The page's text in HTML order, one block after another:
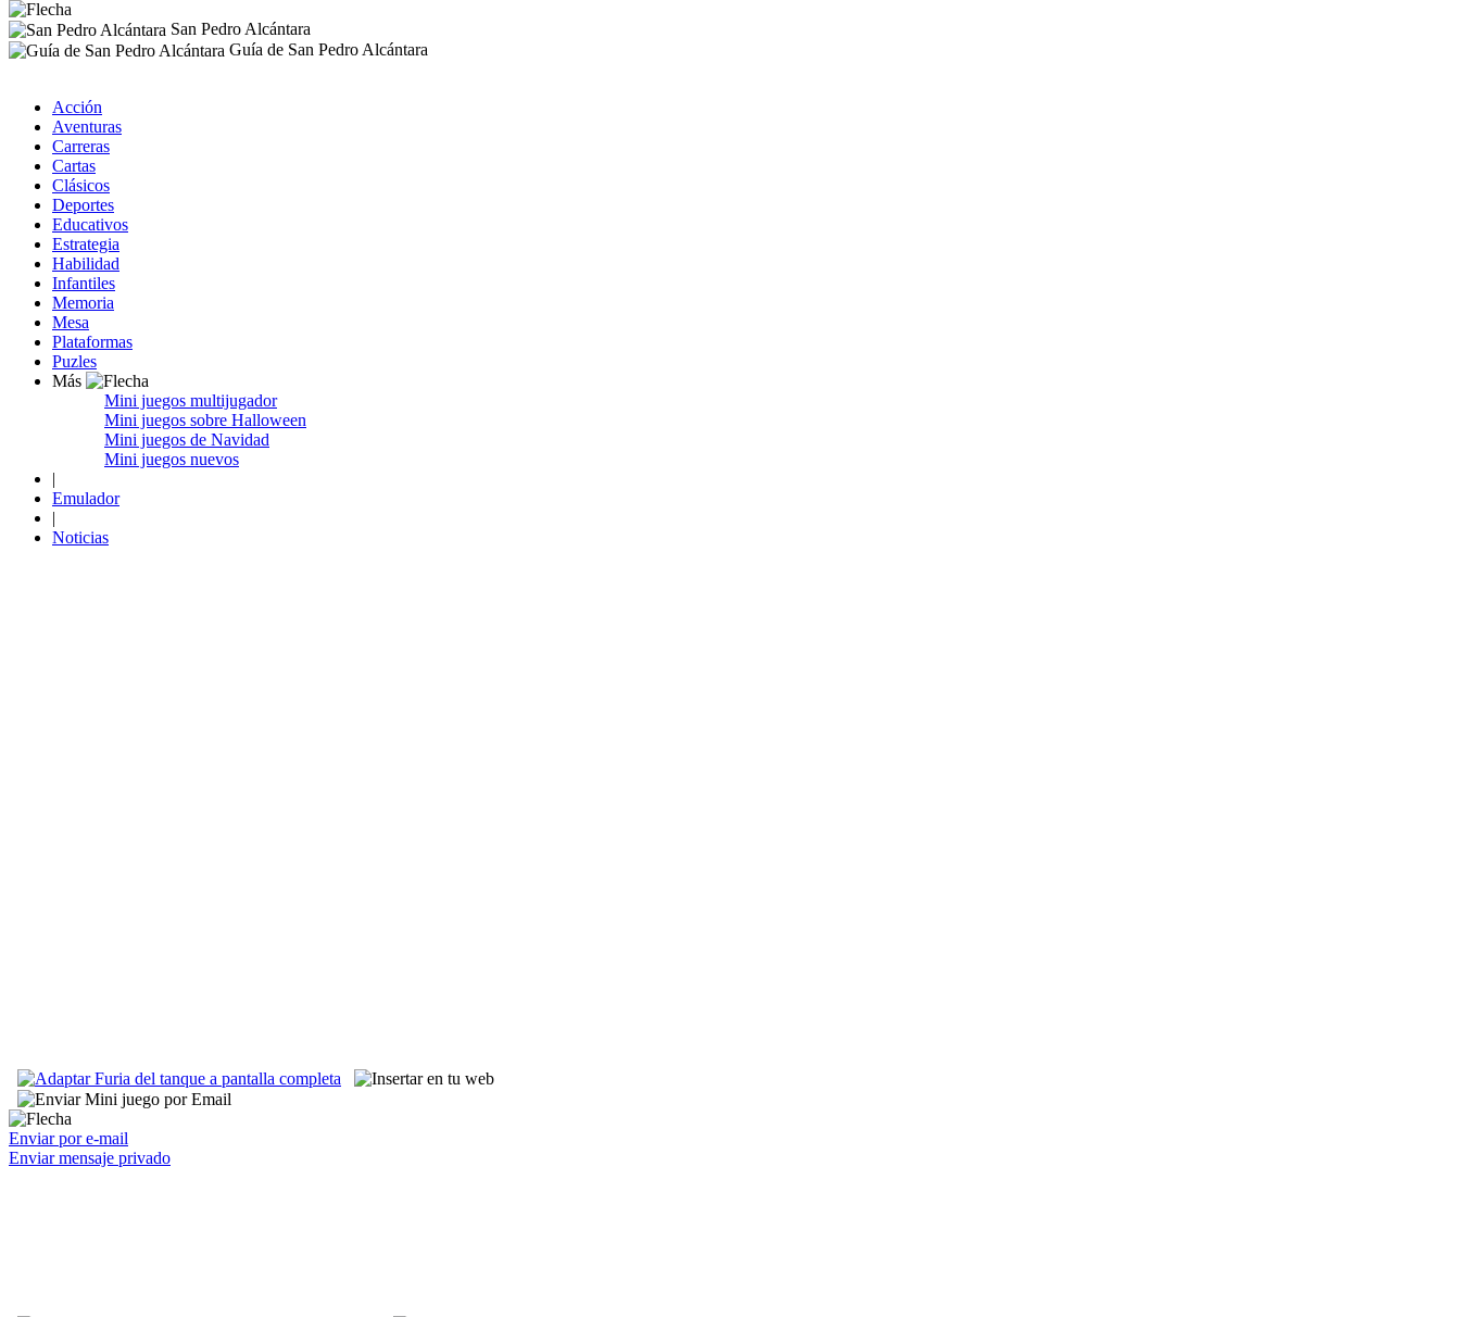
San Pedro Alcántara
Guía de San Pedro Alcántara
Acción
Aventuras
Carreras
Cartas
Clásicos
Deportes
Educativos
Estrategia
Habilidad
Infantiles
Memoria
Mesa
Plataformas
Puzles
Más
Mini juegos multijugador
Mini juegos sobre Halloween
Mini juegos de Navidad
Mini juegos nuevos
|
Emulador
|
Noticias
Enviar por e-mail
Enviar mensaje privado